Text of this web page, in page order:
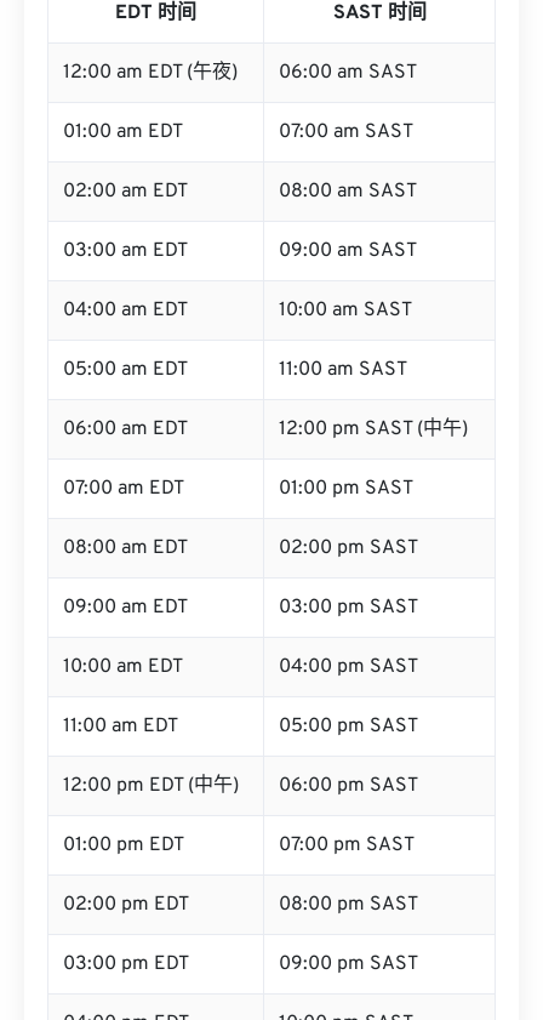
EDT 时间 SAST 时间
12:00 am EDT (午夜) 06:00 am SAST
01:00 am EDT 07:00 am SAST
02:00 am EDT 08:00 am SAST
03:00 am EDT 09:00 am SAST
04:00 am EDT 10:00 am SAST
05:00 am EDT 11:00 am SAST
06:00 am EDT 12:00 pm SAST (中午)
07:00 am EDT 01:00 pm SAST
08:00 am EDT 02:00 pm SAST
09:00 am EDT 03:00 pm SAST
10:00 am EDT 04:00 pm SAST
11:00 am EDT 05:00 pm SAST
12:00 pm EDT (中午) 06:00 pm SAST
01:00 pm EDT 07:00 pm SAST
02:00 pm EDT 08:00 pm SAST
03:00 pm EDT 09:00 pm SAST